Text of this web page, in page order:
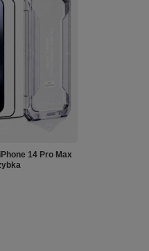
14 Pro Max